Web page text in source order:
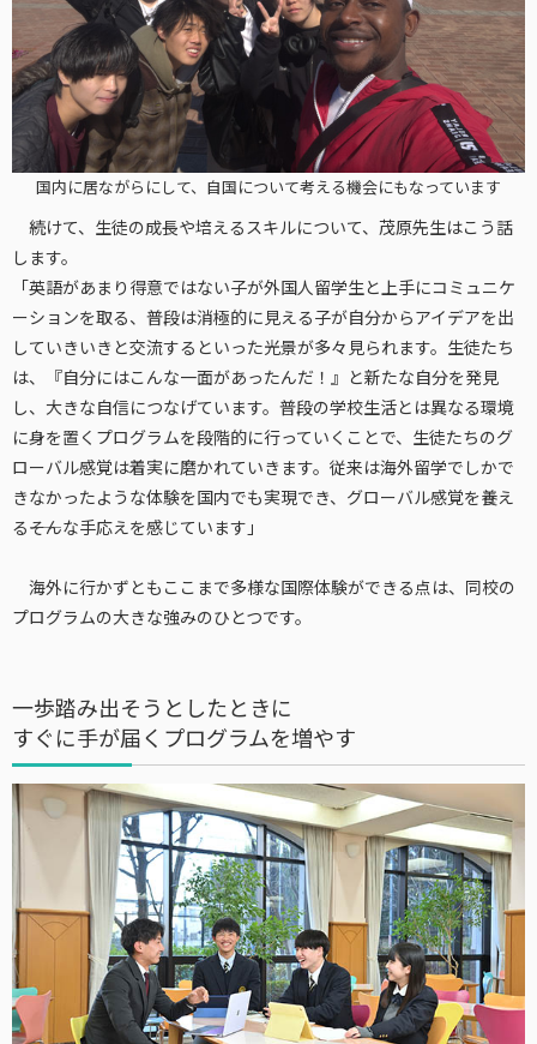
国内に居ながらにして、自国について考える機会にもなっています
続けて、生徒の成長や培えるスキルについて、茂原先生はこう話
します。
「英語があまり得意ではない子が外国人留学生と上手にコミュニケ
ーションを取る、普段は消極的に見える子が自分からアイデアを出
していきいきと交流するといった光景が多々見られます。生徒たち
は、『自分にはこんな一面があったんだ！』と新たな自分を発見
し、大きな自信につなげています。普段の学校生活とは異なる環境
に身を置くプログラムを段階的に行っていくことで、生徒たちのグ
ローバル感覚は着実に磨かれていきます。従来は海外留学でしかで
きなかったような体験を国内でも実現でき、グローバル感覚を養え
る――そんな手応えを感じています」
海外に行かずともここまで多様な国際体験ができる点は、同校の
プログラムの大きな強みのひとつです。
一歩踏み出そうとしたときに
すぐに手が届くプログラムを増やす